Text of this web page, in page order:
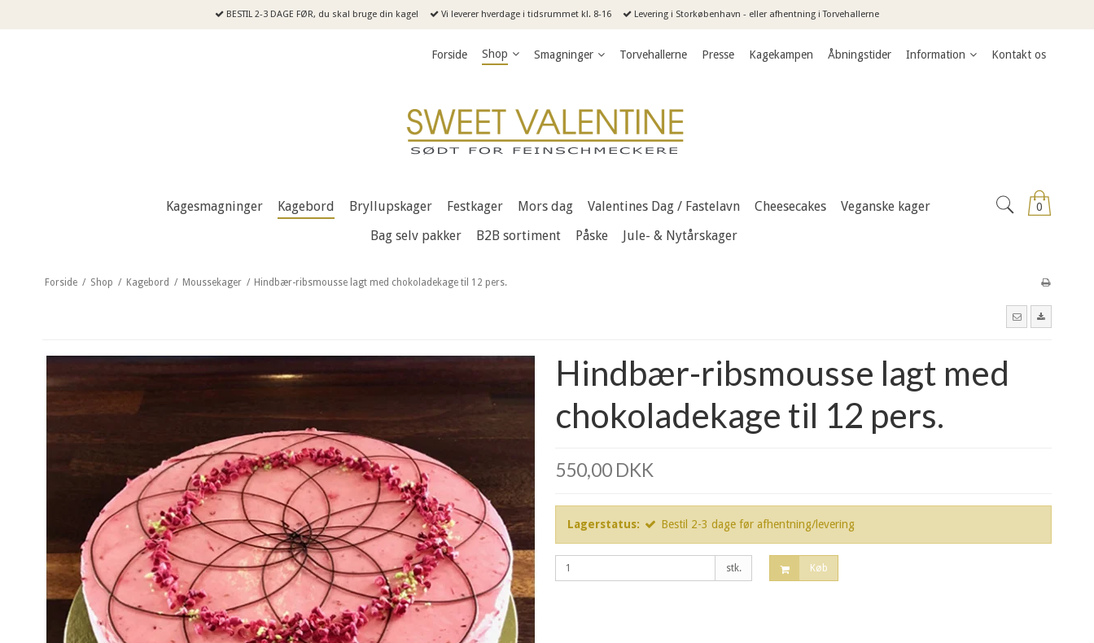
BESTIL 2-3 DAGE FØR, du skal bruge din kage! Vi leverer hverdage i tidsrummet kl. 8-16 Levering i Storkøbenhavn - eller afhentning i Torvehallerne
Forside Shop Smagninger Torvehallerne Presse Kagekampen Åbningstider Information Kontakt os
0
Kagesmagninger Kagebord Bryllupskager Festkager Mors dag Valentines Dag / Fastelavn Cheesecakes
Veganske kager
Bag selv pakker
B2B sortiment Påske Jule- & Nytårskager
Forside / Shop / Kagebord / Moussekager / Hindbær-ribsmousse lagt med chokoladekage til 12 pers.
Hindbær-ribsmousse lagt med
chokoladekage til 12 pers.
550,00 DKK
Lagerstatus: Bestil 2-3 dage før afhentning/levering
stk. Køb